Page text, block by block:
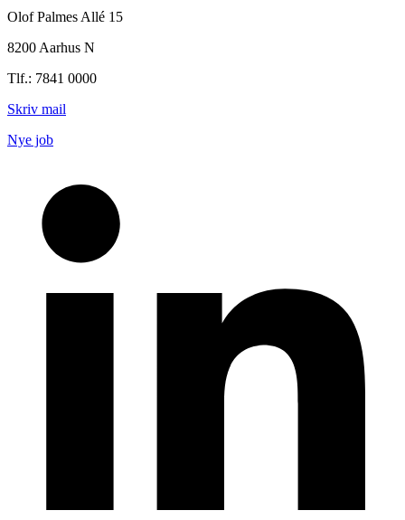
Olof Palmes Allé 15
8200 Aarhus N
Tlf.: 7841 0000
Skriv mail
Nye job